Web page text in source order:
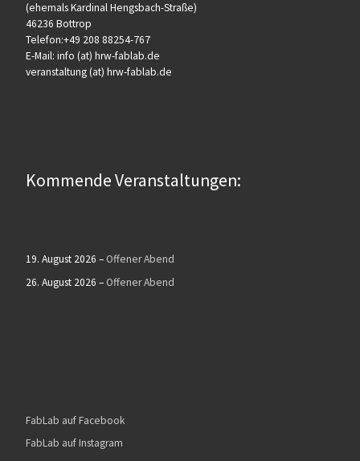
(ehemals Kardinal Hengsbach-Straße)
46236 Bottrop
Telefon:+49 208 88254-767
E-Mail: info (at) hrw-fablab.de
veranstaltung (at) hrw-fablab.de
Kommende Veranstaltungen:
19. August 2026 – Offener Abend
26. August 2026 – Offener Abend
FabLab auf Facebook
FabLab auf Instagram